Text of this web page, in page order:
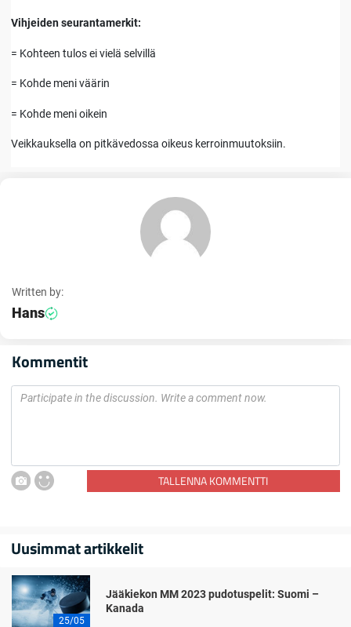
Vihjeiden seurantamerkit:
= Kohteen tulos ei vielä selvillä
= Kohde meni väärin
= Kohde meni oikein
Veikkauksella on pitkävedossa oikeus kerroinmuutoksiin.
Written by:
Hans
Kommentit
TALLENNA KOMMENTTI
Uusimmat artikkelit
25/05
Jääkiekon MM 2023 pudotuspelit: Suomi –
Kanada